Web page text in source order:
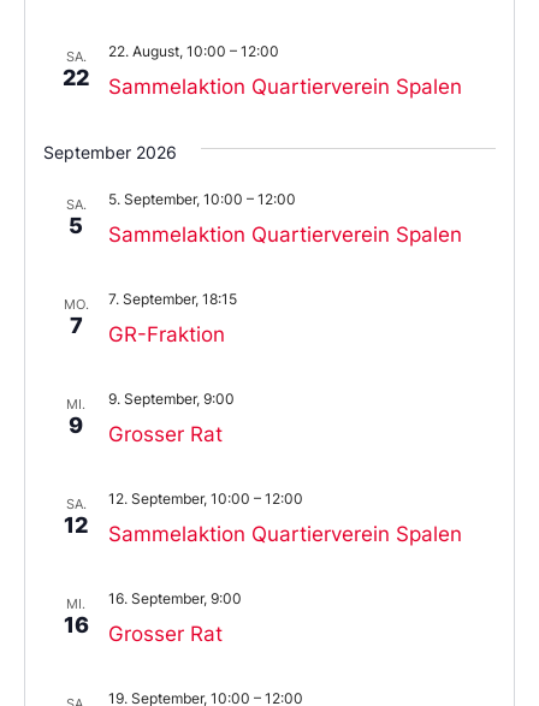
SA.
22 Sammelaktion Quartierverein Spalen
22. August, 10:00 – 12:00
September 2026
SA.
5 Sammelaktion Quartierverein Spalen
5. September, 10:00 – 12:00
MO.
7 GR-Fraktion
7. September, 18:15
MI.
9 Grosser Rat
9. September, 9:00
SA.
12 Sammelaktion Quartierverein Spalen
12. September, 10:00 – 12:00
MI.
16 Grosser Rat
16. September, 9:00
19. September, 10:00 – 12:00